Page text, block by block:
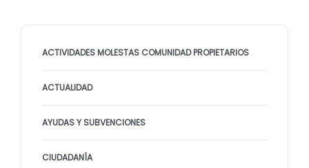
ACTIVIDADES MOLESTAS COMUNIDAD PROPIETARIOS
ACTUALIDAD
AYUDAS Y SUBVENCIONES
CIUDADANÍA